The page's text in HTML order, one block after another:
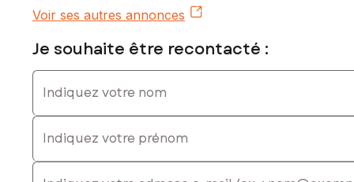
Voir ses autres annonces
Je souhaite être recontacté :
Indiquez votre nom
Indiquez votre prénom
E-mail